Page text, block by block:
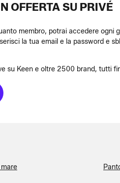
OFFERTA SU PRIVÉ
membro, potrai accedere ogni
la tua email e la password e
su Keen e oltre 2500 brand, tutti